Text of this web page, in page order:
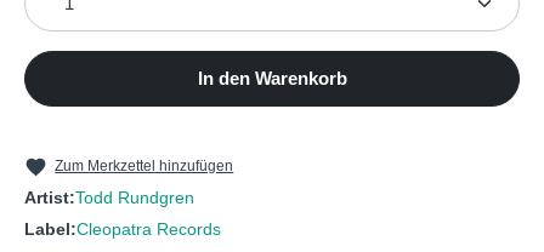
9 Free, Male and 21
12 You've Got To Hide Your Love Away
7
8
In den Warenkorb
Zum Merkzettel hinzufügen
Artist:Todd Rundgren
Label:Cleopatra Records